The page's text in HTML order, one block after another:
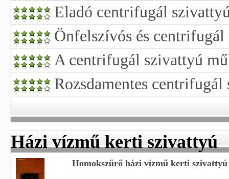
Eladó centrifugál
Önfelszívós és
A centrifugál szivattyú
Rozsdamentes
Házi vízmű kerti szivattyú
Homokszűrő házi vízmű kerti szivattyú